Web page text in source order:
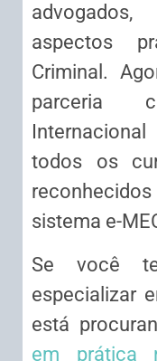
aspectos
Criminal.
parceria
todos os
sistema e-
Se você
especializar
está
em prática